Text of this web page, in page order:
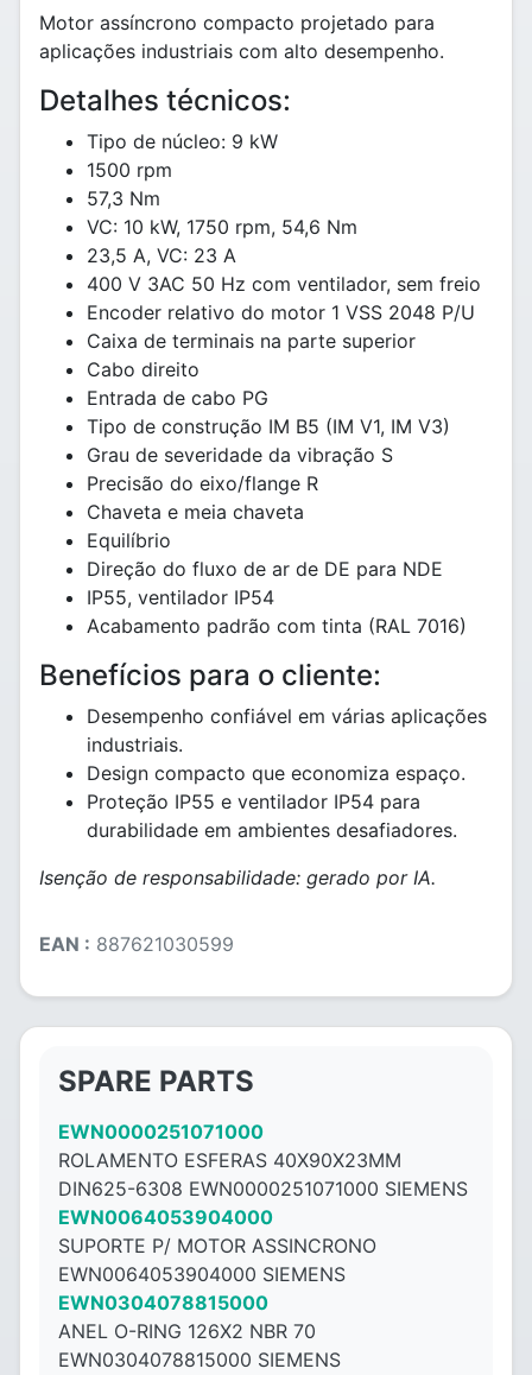
Motor assíncrono compacto projetado para
aplicações industriais com alto desempenho.
Detalhes técnicos:
Tipo de núcleo: 9 kW
1500 rpm
57,3 Nm
VC: 10 kW, 1750 rpm, 54,6 Nm
23,5 A, VC: 23 A
400 V 3AC 50 Hz com ventilador, sem freio
Encoder relativo do motor 1 VSS 2048 P/U
Caixa de terminais na parte superior
Cabo direito
Entrada de cabo PG
Tipo de construção IM B5 (IM V1, IM V3)
Grau de severidade da vibração S
Precisão do eixo/flange R
Chaveta e meia chaveta
Equilíbrio
Direção do fluxo de ar de DE para NDE
IP55, ventilador IP54
Acabamento padrão com tinta (RAL 7016)
Benefícios para o cliente:
Desempenho confiável em várias aplicações
industriais.
Design compacto que economiza espaço.
Proteção IP55 e ventilador IP54 para
durabilidade em ambientes desafiadores.
Isenção de responsabilidade: gerado por IA.
EAN : 887621030599
SPARE PARTS
EWN0000251071000
ROLAMENTO ESFERAS 40X90X23MM
DIN625-6308 EWN0000251071000 SIEMENS
EWN0064053904000
SUPORTE P/ MOTOR ASSINCRONO
EWN0064053904000 SIEMENS
EWN0304078815000
ANEL O-RING 126X2 NBR 70
EWN0304078815000 SIEMENS